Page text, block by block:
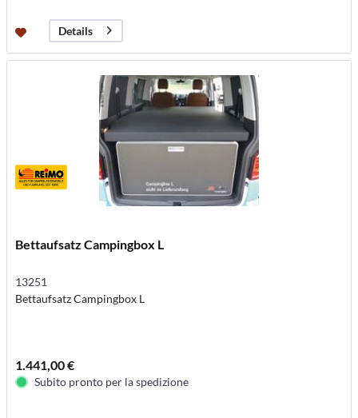
Details
Bettaufsatz Campingbox L
13251
Bettaufsatz Campingbox L
1.441,00 €
Subito pronto per la spedizione